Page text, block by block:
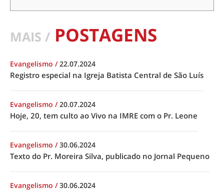
MAIS / POSTAGENS
Evangelismo /22.07.2024
Registro especial na Igreja Batista Central de São Luís
Evangelismo /20.07.2024
Hoje, 20, tem culto ao Vivo na IMRE com o Pr. Leone
Evangelismo /30.06.2024
Texto do Pr. Moreira Silva, publicado no Jornal Pequeno
Evangelismo /30.06.2024